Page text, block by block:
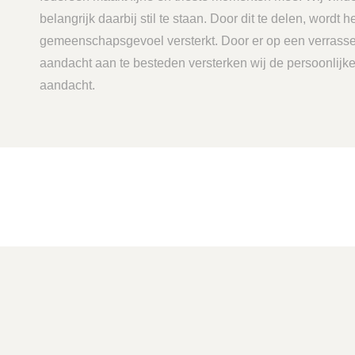
belangrijk daarbij stil te staan. Door dit te delen, wordt
gemeenschapsgevoel versterkt. Door er op een
aandacht aan te besteden versterken wij de persoonlijke
aandacht.